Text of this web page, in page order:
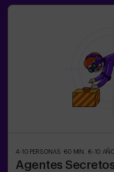
4-10 PERSONAS 60 MIN. 6-10
Agentes